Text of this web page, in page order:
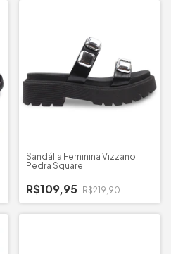
Sandália Feminina Vizzano
Pedra Square
R$109,95 R$219,90